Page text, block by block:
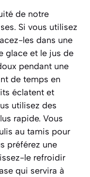
de notre
Si vous utilisez
les dans une
glace et le jus de
pendant une
de temps en
éclatent et
utilisez des
rapide. Vous
au tamis pour
préférez une
le refroidir
qui servira à